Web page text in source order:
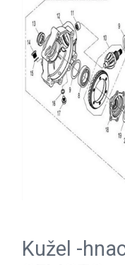
Kužel -